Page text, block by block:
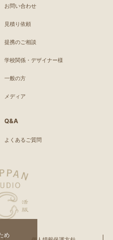
め
お問い合わせ
見積り依頼
提携のご相談
学校関係・デザイナー様
一般の方
メディア
Q&A
よくあるご質問